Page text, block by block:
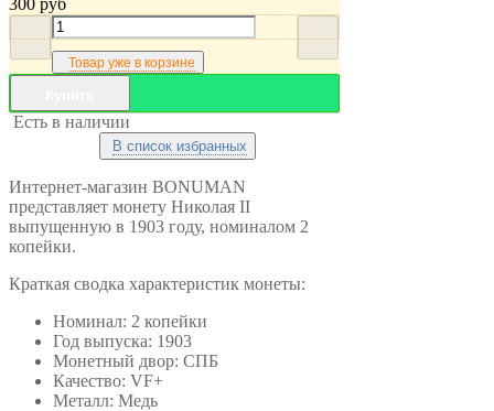
Товар уже в корзине
Есть в наличии
В список избранных
Интернет-магазин BONUMAN
представляет монету Николая II
выпущенную в 1903 году, номиналом 2
копейки.
Краткая сводка характеристик монеты:
Номинал: 2 копейки
Год выпуска: 1903
Монетный двор: СПБ
Качество: VF+
Металл: Медь